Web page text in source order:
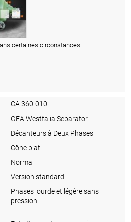
certaines circonstances.
CA 360-010
GEA Westfalia Separator
Décanteurs à Deux Phases
Cône plat
Normal
Version standard
Phases lourde et légère sans
pression